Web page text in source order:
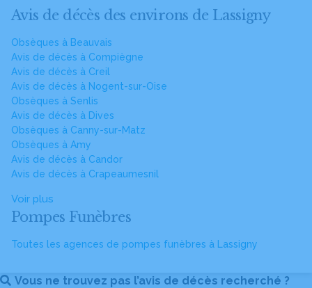
Avis de décès des environs de Lassigny
Obsèques à Beauvais
Avis de décès à Compiègne
Avis de décès à Creil
Avis de décès à Nogent-sur-Oise
Obsèques à Senlis
Avis de décès à Dives
Obsèques à Canny-sur-Matz
Obsèques à Amy
Avis de décès à Candor
Avis de décès à Crapeaumesnil
Voir plus
Pompes Funèbres
Toutes les agences de pompes funèbres à Lassigny
Vous ne trouvez pas l’avis de décès recherché ?